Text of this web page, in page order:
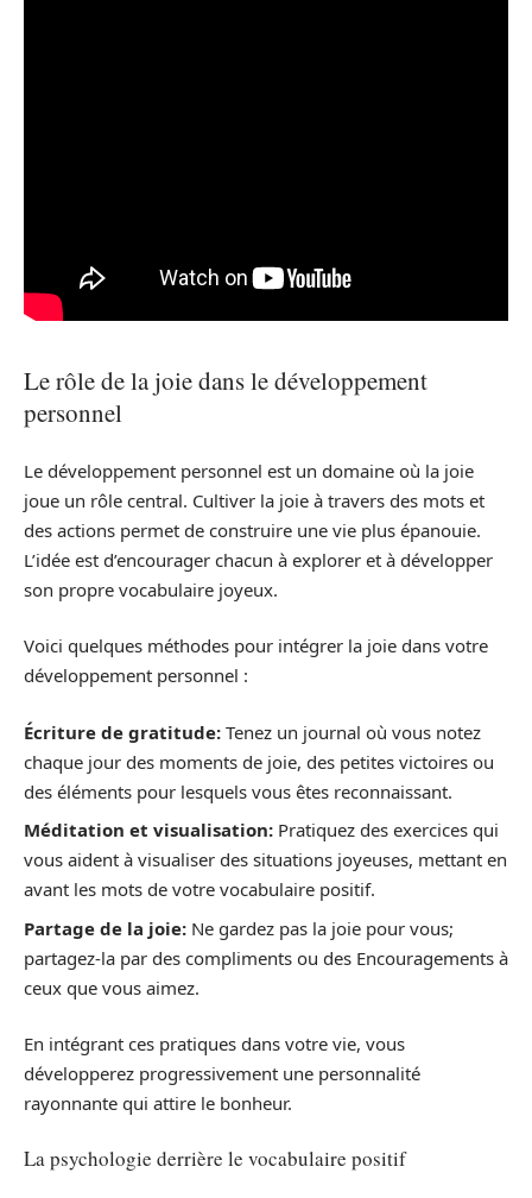
Le rôle de la joie dans le développement
personnel
Le développement personnel est un domaine où la joie
joue un rôle central. Cultiver la joie à travers des mots et
des actions permet de construire une vie plus épanouie.
L’idée est d’encourager chacun à explorer et à développer
son propre vocabulaire joyeux.
Voici quelques méthodes pour intégrer la joie dans votre
développement personnel :
Écriture de gratitude: Tenez un journal où vous notez
chaque jour des moments de joie, des petites victoires ou
des éléments pour lesquels vous êtes reconnaissant.
Méditation et visualisation: Pratiquez des exercices qui
vous aident à visualiser des situations joyeuses, mettant en
avant les mots de votre vocabulaire positif.
Partage de la joie: Ne gardez pas la joie pour vous;
partagez-la par des compliments ou des Encouragements à
ceux que vous aimez.
En intégrant ces pratiques dans votre vie, vous
développerez progressivement une personnalité
rayonnante qui attire le bonheur.
La psychologie derrière le vocabulaire positif